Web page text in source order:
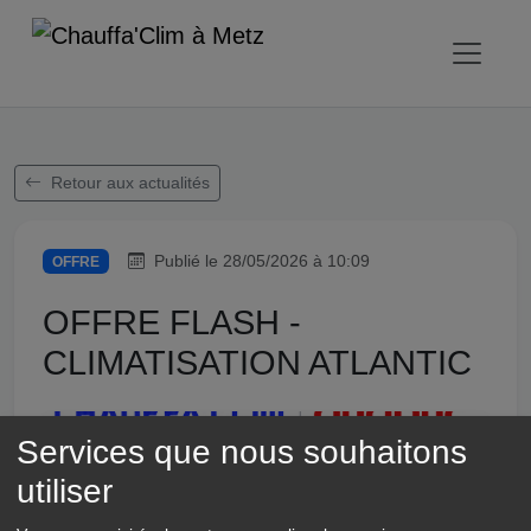
Retour aux actualités
OFFRE Publié le 28/05/2026 à 10:09
OFFRE FLASH -
CLIMATISATION ATLANTIC
Services que nous souhaitons
utiliser